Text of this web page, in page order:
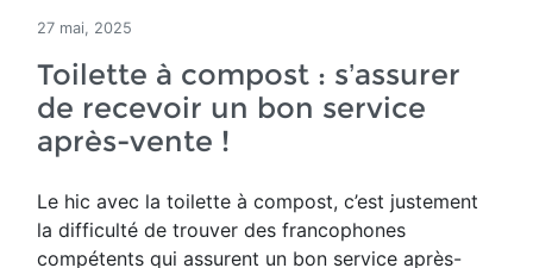
27 mai, 2025
Toilette à compost : s’assurer
de recevoir un bon service
après-vente !
Le hic avec la toilette à compost, c’est justement
la difficulté de trouver des francophones
compétents qui assurent un bon service après-